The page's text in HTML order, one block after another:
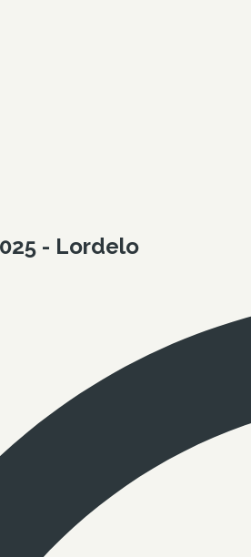
- Lordelo